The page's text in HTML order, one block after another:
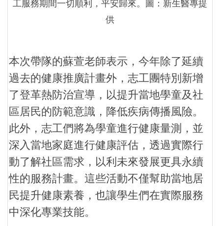
工服務期間一切順利，平安歸來。圖：新生醫專提
供
本次帶隊的蘇萱老師表示，今年除了延續
過去的健康推廣計畫外，志工團特別新增
了登革熱防治宣導，以提升當地學童及社
區居民的防範意識，降低疾病傳播風險。
此外，志工們將為學童進行健康量測，並
深入當地家庭進行健康評估，透過實際行
動了解社區需求，以利未來發展更具永續
性的服務計畫。這些活動不僅幫助當地居
民提升健康素養，也讓學生們在實際服務
中深化專業技能。